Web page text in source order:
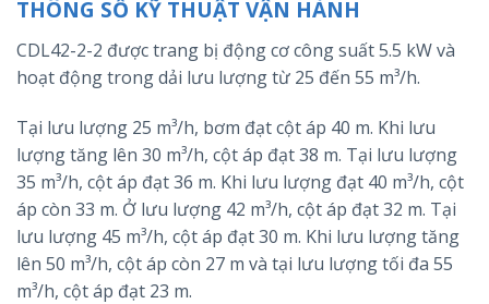
THÔNG SỐ KỸ THUẬT VẬN HÀNH
CDL42-2-2 được trang bị động cơ công suất 5.5 kW và
hoạt động trong dải lưu lượng từ 25 đến 55 m³/h.
Tại lưu lượng 25 m³/h, bơm đạt cột áp 40 m. Khi lưu
lượng tăng lên 30 m³/h, cột áp đạt 38 m. Tại lưu lượng
35 m³/h, cột áp đạt 36 m. Khi lưu lượng đạt 40 m³/h, cột
áp còn 33 m. Ở lưu lượng 42 m³/h, cột áp đạt 32 m. Tại
lưu lượng 45 m³/h, cột áp đạt 30 m. Khi lưu lượng tăng
lên 50 m³/h, cột áp còn 27 m và tại lưu lượng tối đa 55
m³/h, cột áp đạt 23 m.